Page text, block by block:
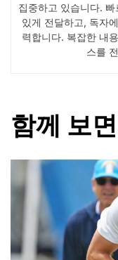
집중하고 있습니다.
있게 전달하고, 독자
력합니다. 복잡한 내
스를
함께 보